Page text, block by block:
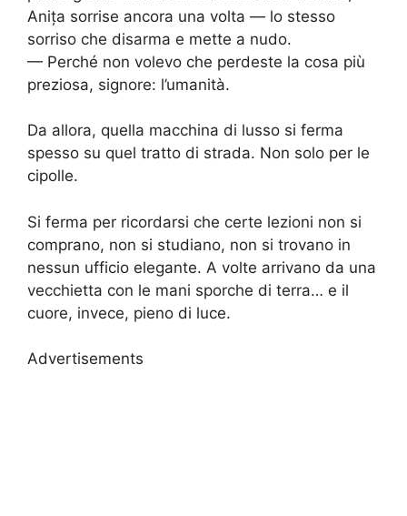
Anița sorrise ancora una volta — lo stesso
sorriso che disarma e mette a nudo.
— Perché non volevo che perdeste la cosa più
preziosa, signore: l’umanità.
Da allora, quella macchina di lusso si ferma
spesso su quel tratto di strada. Non solo per le
cipolle.
Si ferma per ricordarsi che certe lezioni non si
comprano, non si studiano, non si trovano in
nessun ufficio elegante. A volte arrivano da una
vecchietta con le mani sporche di terra… e il
cuore, invece, pieno di luce.
Advertisements